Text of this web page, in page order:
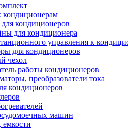
кондиционерам
кондиционеров
для кондиционера
управления к
для кондиционеров
чехол
работы кондиционеров
преобразователи тока
кондиционеров
машин
емкости